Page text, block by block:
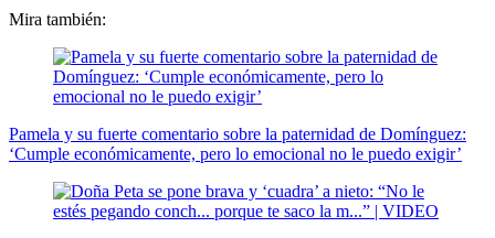
Mira también:
Pamela y su fuerte comentario sobre la paternidad de Domínguez:
‘Cumple económicamente, pero lo emocional no le puedo exigir’